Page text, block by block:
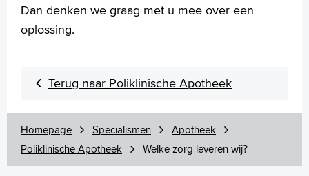
Dan denken we graag met u mee over een
oplossing.
Terug naar Poliklinische Apotheek
Homepage Specialismen
Apotheek
Poliklinische Apotheek
Welke zorg leveren wij?